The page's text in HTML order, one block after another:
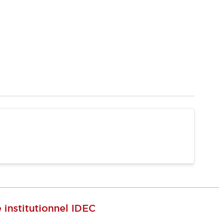
institutionnel IDEC